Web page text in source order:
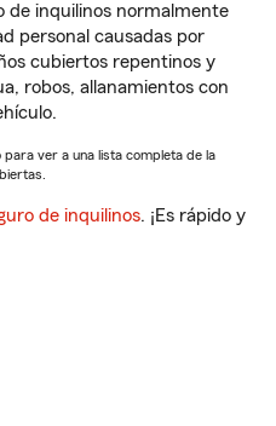
de inquilinos normalmente
personal causadas por
cubiertos repentinos y
robos, allanamientos con
ver a una lista completa de la
de inquilinos. ¡Es rápido y